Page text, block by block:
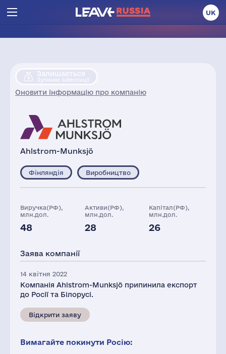
UK
Залишається
Зупиняє інвестиції
Оновити інформацію про компанію
Ahlstrom-Munksjö
Фінляндія Виробництво
Виручка(РФ),
млн.дол.
48
Активи(РФ),
млн.дол.
28
Капітал(РФ),
млн.дол.
26
3077
Заява компанії
14 квітня 2022
Компанія Ahlstrom-Munksjö припинила експорт
до Росії та Білорусі.
Відкрити заяву
Вимагайте покинути Росію: